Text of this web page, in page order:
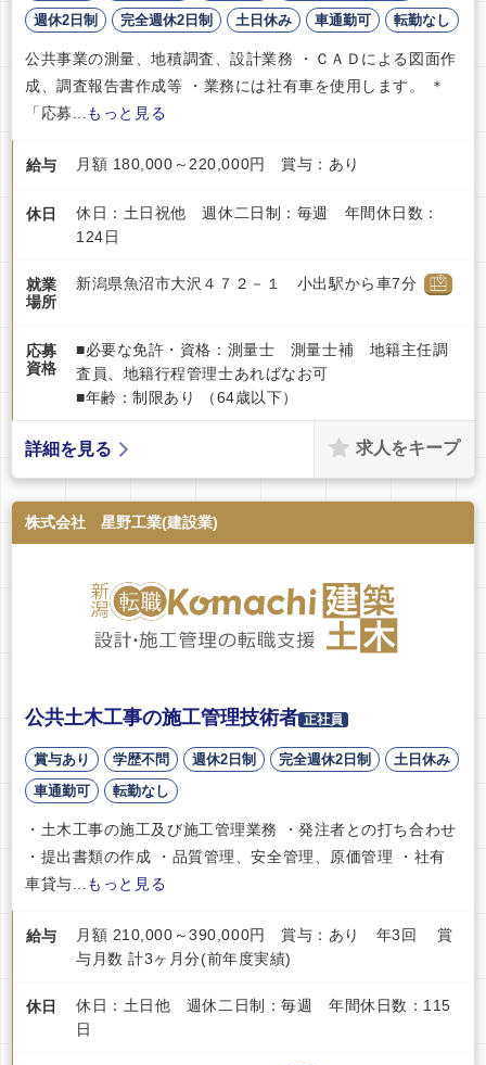
週休2日制 完全週休2日制 土日休み 車通勤可 転勤なし
公共事業の測量、地積調査、設計業務 ・ＣＡＤによる図面作
成、調査報告書作成等 ・業務には社有車を使用します。 ＊
「応募...
もっと見る
給与 月額 180,000～220,000円 賞与：あり
休日
休日：土日祝他 週休二日制：毎週 年間休日数：
124日
就業
場所
新潟県魚沼市大沢４７２－１ 小出駅から車7分
応募
資格
■必要な免許・資格：測量士 測量士補 地籍主任調
査員、地籍行程管理士あればなお可
■年齢：制限あり （64歳以下）
詳細を見る 求人をキープ
株式会社 星野工業(建設業)
公共土木工事の施工管理技術者 正社員
賞与あり 学歴不問 週休2日制 完全週休2日制
土日休み
車通勤可
転勤なし
・土木工事の施工及び施工管理業務 ・発注者との打ち合わせ
・提出書類の作成 ・品質管理、安全管理、原価管理 ・社有
車貸与...
もっと見る
給与
月額 210,000～390,000円 賞与：あり 年3回 賞
与月数 計3ヶ月分(前年度実績)
休日
休日：土日他 週休二日制：毎週 年間休日数：115
日